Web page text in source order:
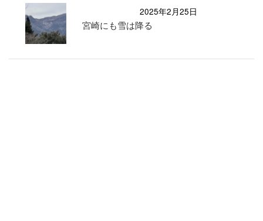
2025年2月25日
宮崎にも雪は降る